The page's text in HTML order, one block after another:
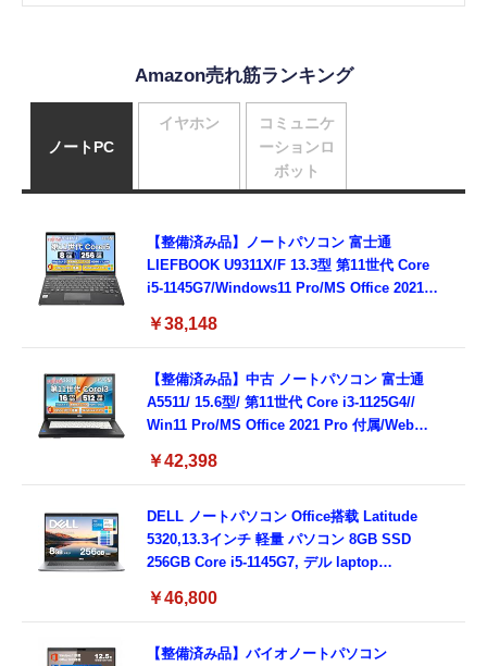
Amazon売れ筋ランキング
ノートPC
【整備済み品】ノートパソコン 富士通
LIEFBOOK U9311X/F 13.3型 第11世代 Core
i5-1145G7/Windows11 Pro/MS Office 2021搭
Type-C/360度回転対応/有線静音マウス付
8GB,SSD256GB)
￥38,148
【整備済み品】中古 ノートパソコン 富士通
A5511/ 15.6型/ 第11世代 Core i3-1125G4//
Win11 Pro/MS Office 2021 Pro 付属/Webカ
3.0)/ 有線静音マウス付属/ 180日保証（メモリ
￥42,398
DELL ノートパソコン Office搭载 Latitude
5320,13.3インチ 軽量 パソコン 8GB SSD
256GB Core i5-1145G7, デル laptop
ド付き (整備済み品)
￥46,800
【整備済み品】バイオノートパソコン
イヤホン
コミュニケ
ーションロ
ボット